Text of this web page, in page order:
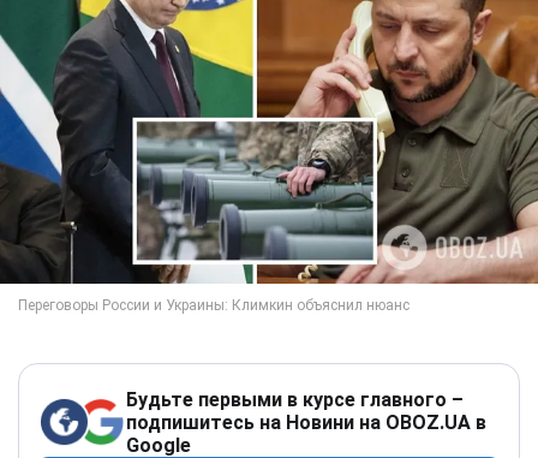
Будьте первыми в курсе главного –
подпишитесь на Новини на OBOZ.UA в
Google